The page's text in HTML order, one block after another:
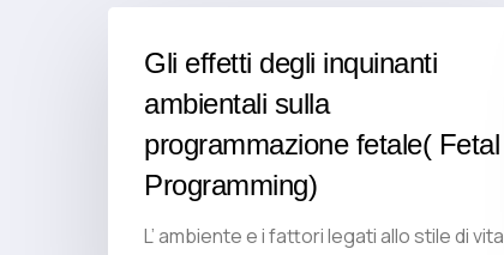
Gli effetti degli inquinanti
ambientali sulla
programmazione fetale( Fetal
Programming)
L’ ambiente e i fattori legati allo stile di vita